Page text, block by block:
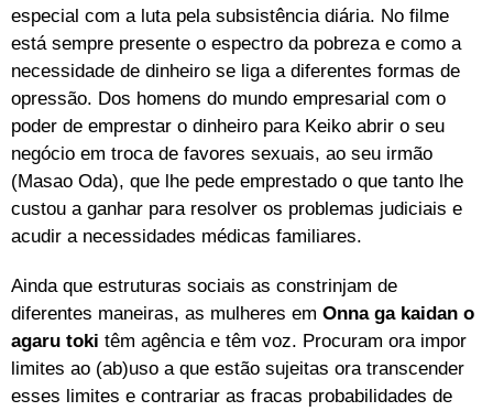
especial com a luta pela subsistência diária. No filme
está sempre presente o espectro da pobreza e como a
necessidade de dinheiro se liga a diferentes formas de
opressão. Dos homens do mundo empresarial com o
poder de emprestar o dinheiro para Keiko abrir o seu
negócio em troca de favores sexuais, ao seu irmão
(Masao Oda), que lhe pede emprestado o que tanto lhe
custou a ganhar para resolver os problemas judiciais e
acudir a necessidades médicas familiares.
Ainda que estruturas sociais as constrinjam de
diferentes maneiras, as mulheres em Onna ga kaidan o
agaru toki têm agência e têm voz. Procuram ora impor
limites ao (ab)uso a que estão sujeitas ora transcender
esses limites e contrariar as fracas probabilidades de